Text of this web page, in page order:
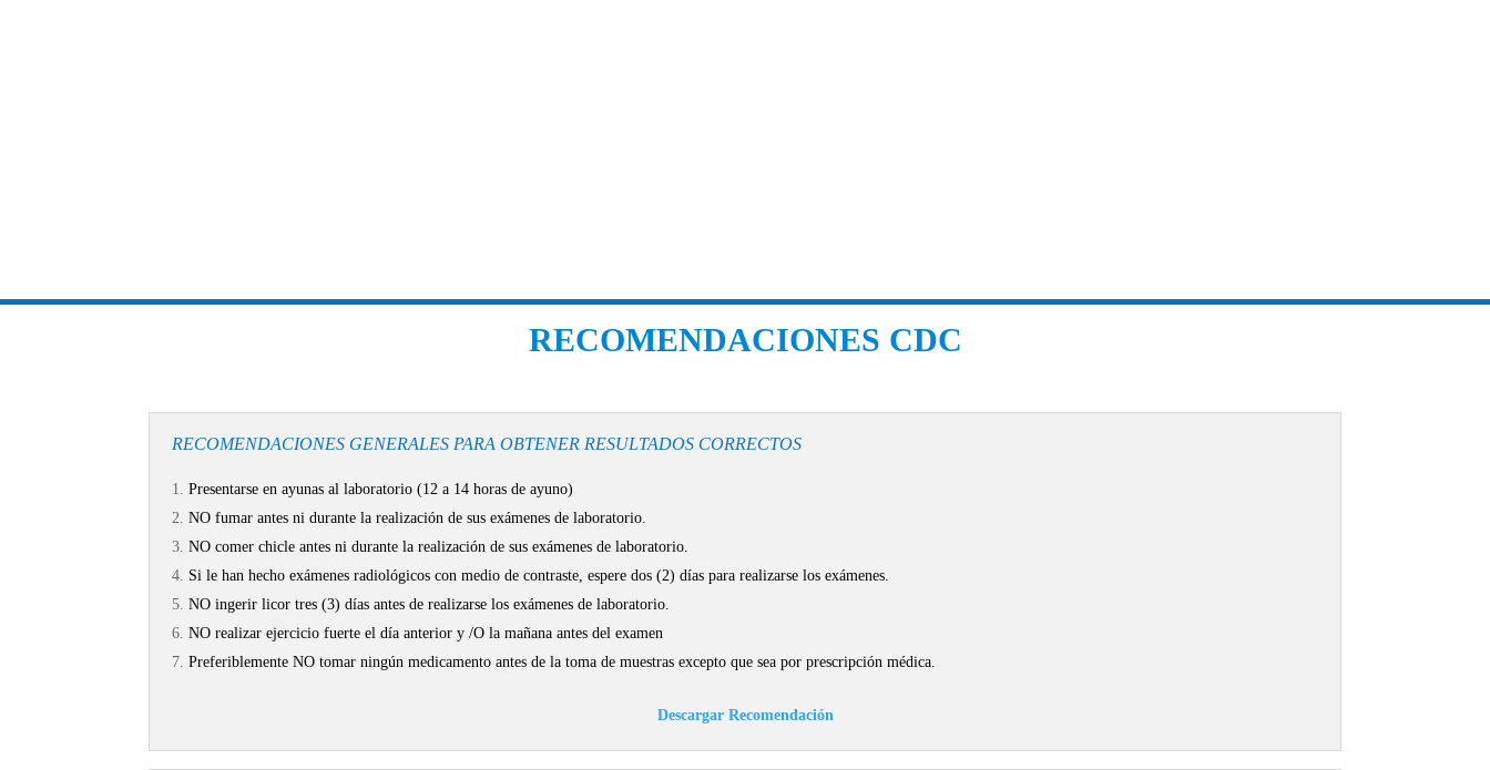
RECOMENDACIONES CDC
RECOMENDACIONES GENERALES PARA OBTENER RESULTADOS CORRECTOS
Presentarse en ayunas al laboratorio (12 a 14 horas de ayuno)
NO fumar antes ni durante la realización de sus exámenes de laboratorio.
NO comer chicle antes ni durante la realización de sus exámenes de laboratorio.
Si le han hecho exámenes radiológicos con medio de contraste, espere dos (2) días para realizarse los exámenes.
NO ingerir licor tres (3) días antes de realizarse los exámenes de laboratorio.
NO realizar ejercicio fuerte el día anterior y /O la mañana antes del examen
Preferiblemente NO tomar ningún medicamento antes de la toma de muestras excepto que sea por prescripción médica.
Descargar Recomendación